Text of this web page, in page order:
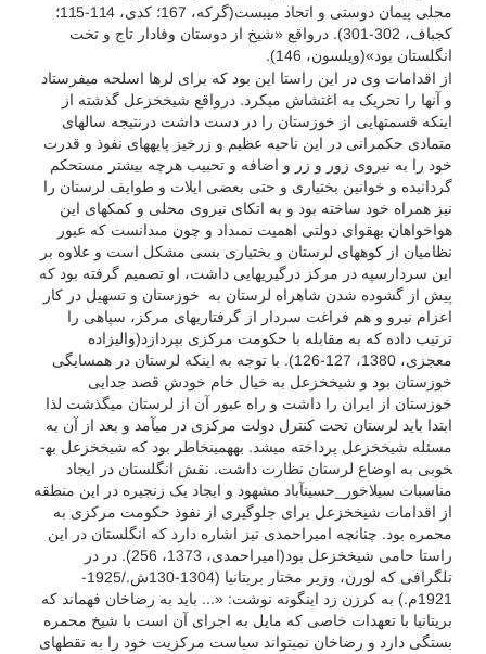
محلی پیمان دوستی و اتحاد می­بست(گرکه، 167؛ کدی، 114-115؛
کجباف، 302-301). درواقع «شیخ از دوستان وفادار تاج و تخت
انگلستان بود»(ویلسون، 146).
از اقدامات وی در این راستا این بود که برای لرها اسلحه می­فرستاد
و آنها را تحریک به اغتشاش می­کرد. درواقع شیخ­خزعل گذشته از
اینکه قسمت­هایی از خوزستان را در دست داشت درنتیجه سال­هاى
متمادى حکمرانى در این ناحیه عظیم و زرخیز پایه‏هاى نفوذ و قدرت
خود را به نیروى زور و زر و اضافه و تحبیب هرچه بیشتر مستحکم
گردانیده و خوانین بختیارى و حتى بعضى ایلات و طوایف لرستان را
نیز همراه خود ساخته بود و به اتکاى نیروى محلى و کمک­هاى این
هواخواهان به­قواى دولتى اهمیت نمى‏داد و چون مى‏دانست که عبور
نظامیان از کوه­هاى لرستان و بختیارى بسى مشکل است و علاوه بر
این سردارسپه در مرکز درگیری­هایى داشت‏، او تصمیم گرفته بود که
پیش از گشوده شدن شاهراه لرستان به‏ خوزستان و تسهیل در کار
اعزام نیرو و هم فراغت سردار از گرفتاری­هاى مرکز، سپاهی را
ترتیب داده که به مقابله با حکومت مرکزی بپردازد(والی­زاده
معجزی، 1380، 127-126). با توجه به اینکه لرستان در همسایگی
خوزستان بود و شیخ­خزعل به خیال خام خودش قصد جدایی
خوزستان از ایران را داشت و راه عبور آن از لرستان می­گذشت لذا
ابتدا باید لرستان تحت کنترل دولت مرکزی در می­آمد و بعد از آن به
مسئله شیخ­خزعل پرداخته می­شد. به­همین­خاطر بود که شیخ­خزعل به­
خوبی به اوضاع لرستان نظارت داشت. نقش انگلستان در ایجاد
مناسبات سیلاخور_حسین­آباد مشهود و ایجاد یک زنجیره در این منطقه
از اقدامات شیخ­خزعل برای جلوگیری از نفوذ حکومت مرکزی به
محمره بود. چنانچه امیراحمدی نیز اشاره دارد که انگلستان در این
راستا حامی شیخ­خزعل بود(امیراحمدی، 1373، 256). در در
تلگرافی که لورن، وزیر مختار بریتانیا (1304-130ش./1925-
1921م.) به کرزن زد این­گونه نوشت: «... باید به رضاخان فهماند که
بریتانیا با تعهدات خاصی که مایل به اجرای آن است با شیخ محمره
بستگی دارد و رضاخان نمی­تواند سیاست مرکزیت خود را به نقطه­ای